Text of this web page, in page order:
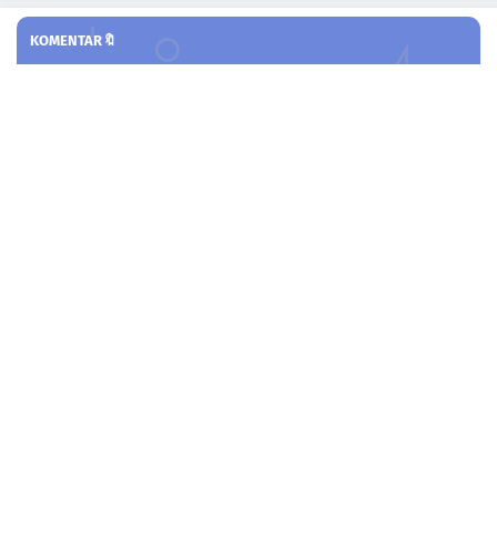
KOMENTAR🔖